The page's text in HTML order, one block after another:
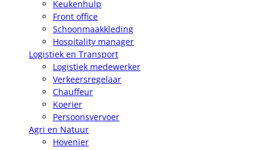
Keukenhulp
Front office
Schoonmaakkleding
Hospitality manager
Logistiek en Transport
Logistiek medewerker
Verkeersregelaar
Chauffeur
Koerier
Persoonsvervoer
Agri en Natuur
Hovenier